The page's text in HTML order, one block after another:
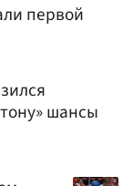
первой
шансы